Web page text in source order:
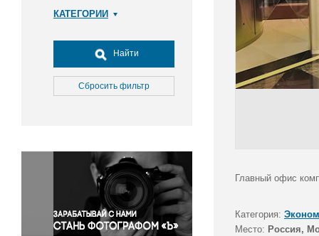
КАТЕГОРИИ
Досуг, туризм и отдых
Культура
Медицина
Окружающая среда
Политика
Правосудие
Происшествия и конфликты
Религия
Найти
Сбросить фильтр
Главный офис
Категория:
Место: Россия,